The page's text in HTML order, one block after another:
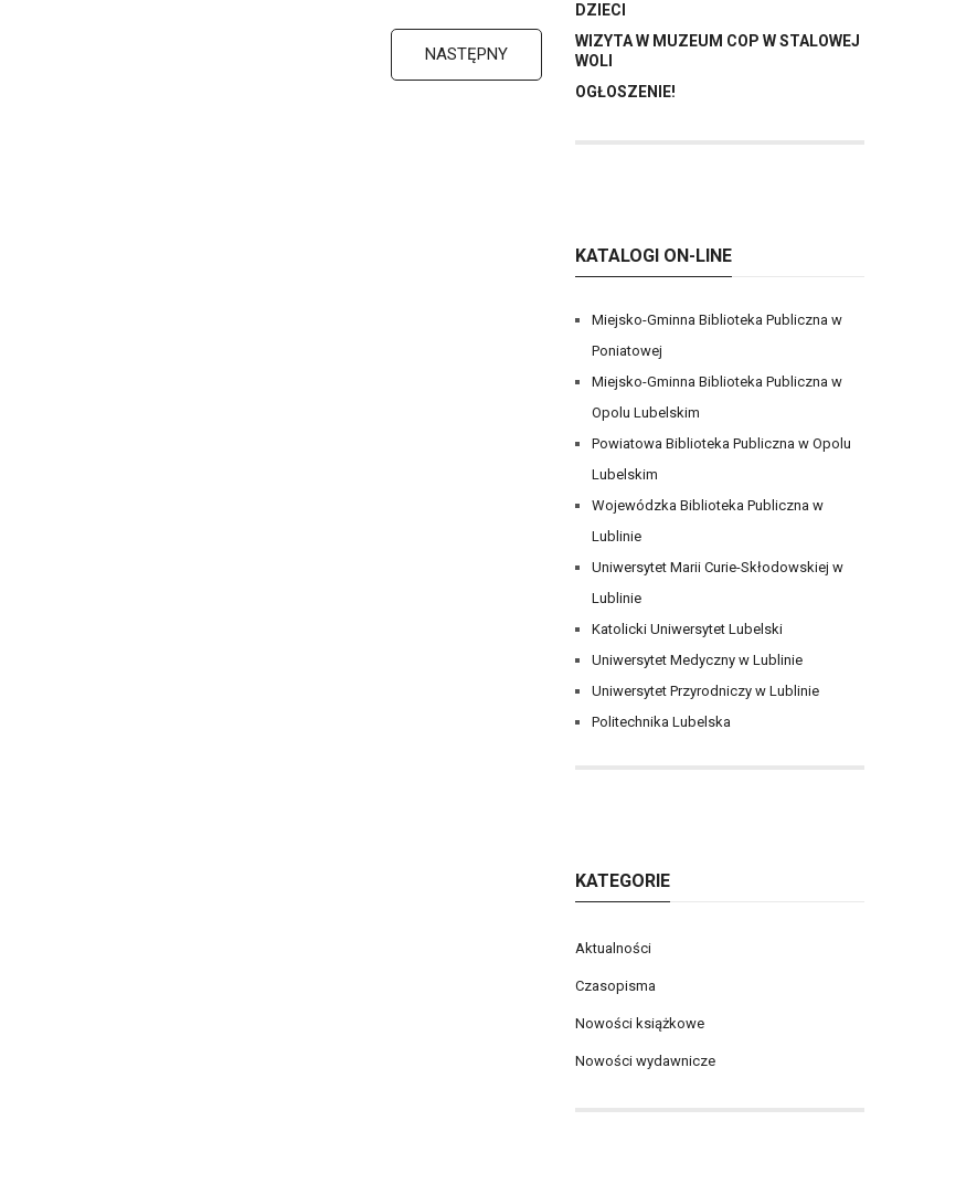
NASTĘPNY
DZIECI
WIZYTA W MUZEUM COP W STALOWEJ
WOLI
OGŁOSZENIE!
KATALOGI ON-LINE
Miejsko-Gminna Biblioteka Publiczna w
Poniatowej
Miejsko-Gminna Biblioteka Publiczna w
Opolu Lubelskim
Powiatowa Biblioteka Publiczna w Opolu
Lubelskim
Wojewódzka Biblioteka Publiczna w
Lublinie
Uniwersytet Marii Curie-Skłodowskiej w
Lublinie
Katolicki Uniwersytet Lubelski
Uniwersytet Medyczny w Lublinie
Uniwersytet Przyrodniczy w Lublinie
Politechnika Lubelska
KATEGORIE
Aktualności
Czasopisma
Nowości książkowe
Nowości wydawnicze